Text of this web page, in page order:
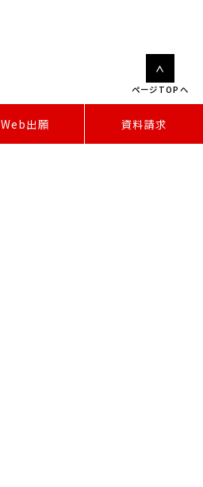
Web出願 資料請求
ページTOPへ